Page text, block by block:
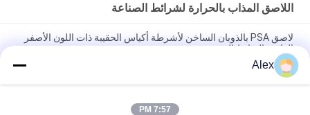
اللاصق المذاب بالحرارة لشرائط الصناعة
لاصق PSA بالذوبان الساخن لأشرطة أكياس الحقيبة ذات اللون الأصفر
الفاتح والترابط الجيد
اللاصق المذاب بالحرارة حساس للضغط باللون الأصفر الخفيف
لتطبيقات الأشرطة الصناعية
Alex
7:57 PM